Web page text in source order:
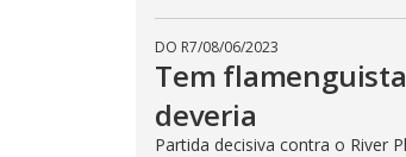
DO R7/08/06/2023
Tem
deveria
Partida decisiva contra o River